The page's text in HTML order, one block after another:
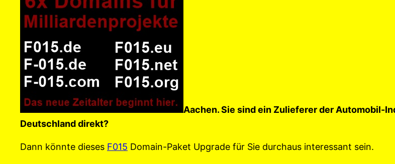
Aachen. Sie sind ein Zulieferer der Automobil-
Deutschland direkt?
Dann könnte dieses F015 Domain-Paket Upgrade für Sie durchaus interessant sein.